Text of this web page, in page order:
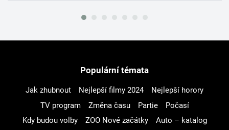
Populární témata
Jak zhubnout Nejlepší filmy 2024
Nejlepší horory
TV program
Změna času Partie
Počasí
Kdy budou volby
ZOO Nové začátky
Auto – katalog